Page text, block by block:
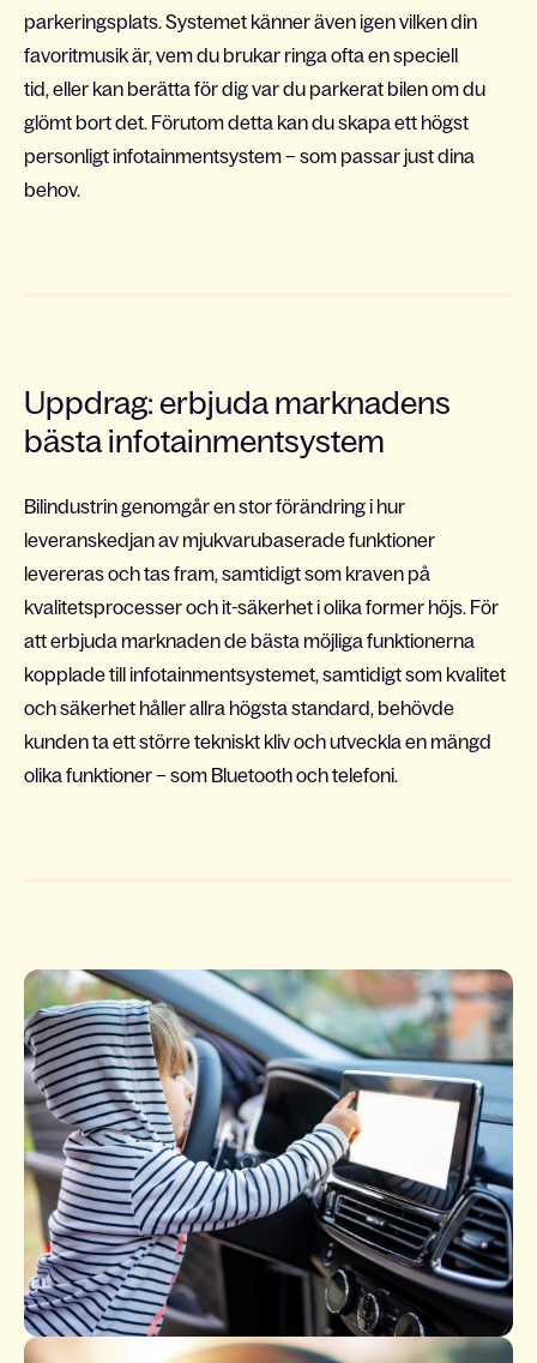
parkeringsplats.Systemet känner även igen vilken din
favoritmusik är, vem du brukar ringa ofta en speciell
tid,eller kan berätta för dig var du parkerat bilen om du
glömt bort det. Förutom detta kan du skapa ett högst
personligt infotainmentsystem – som passar just dina
behov.
Uppdrag: erbjuda marknadens
bästa infotainmentsystem
Bilindustrin genomgår en stor förändring i hur
leveranskedjan av mjukvarubaserade funktioner
levereras och tas fram, samtidigt som kraven på
kvalitetsprocesseroch it-säkerhet i olika former höjs. För
att erbjuda marknaden de bästa möjliga funktionerna
kopplade till infotainmentsystemet, samtidigt som kvalitet
och säkerhet håller allra högsta standard, behövde
kunden ta ett större tekniskt kliv och utveckla en mängd
olika funktioner – som Bluetooth och telefoni.